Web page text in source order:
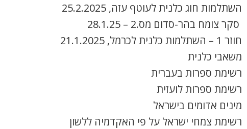
השתלמות חוג כלנית לעוטף עזה, 25.2.2025
סקר צומח בהר-סדום מס.2 – 28.1.25
חוזר 1 – השתלמות כלנית לכרמל, 21.1.2025
משאבי כלנית
רשימת ספרות בעברית
רשימת ספרות לועזית
מינים אדומים בישראל
רשימת צמחי ישראל על פי האקדמיה ללשון